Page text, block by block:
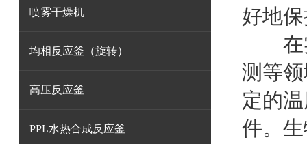
好地
在实
测等
定的
件。
喷雾干燥机
均相反应釜（旋转）
高压反应釜
PPL水热合成反应釜